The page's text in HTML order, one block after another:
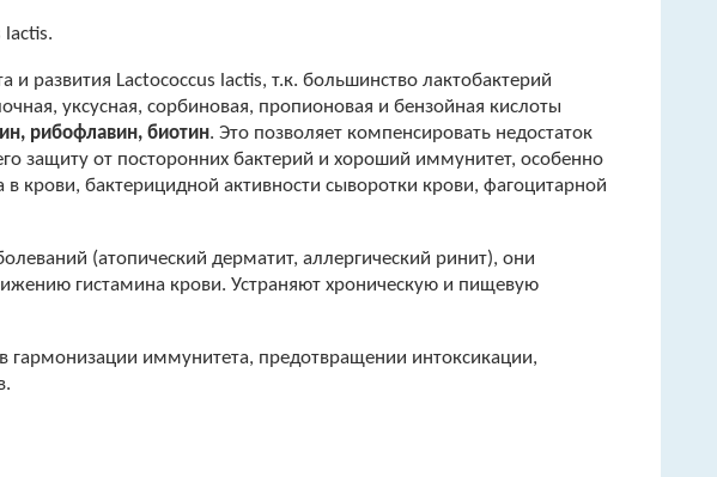
lactis.
развития Lactococcus lactis, т.к. большинство лактобактерий
уксусная, сорбиновая, пропионовая и бензойная кислоты
рибофлавин, биотин. Это позволяет компенсировать недостаток
защиту от посторонних бактерий и хороший иммунитет, особенно
бактерицидной активности сыворотки крови, фагоцитарной
(атопический дерматит, аллергический ринит), они
гистамина крови. Устраняют хроническую и пищевую
гармонизации иммунитета, предотвращении интоксикации,